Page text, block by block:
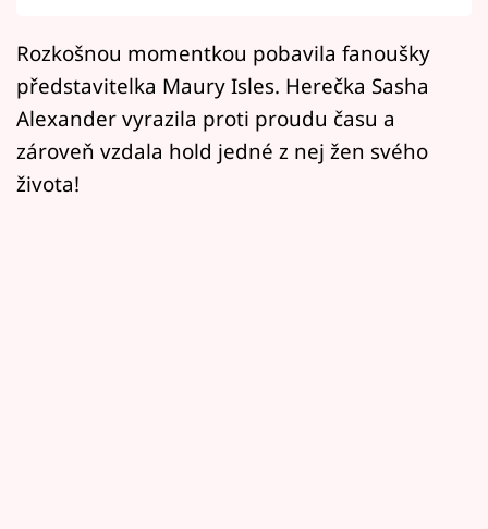
Mámy sobě
Přihlášení
Sledujte nás
Rozkošnou momentkou pobavila fanoušky
představitelka Maury Isles. Herečka Sasha
Alexander vyrazila proti proudu času a
zároveň vzdala hold jedné z nej žen svého
života!